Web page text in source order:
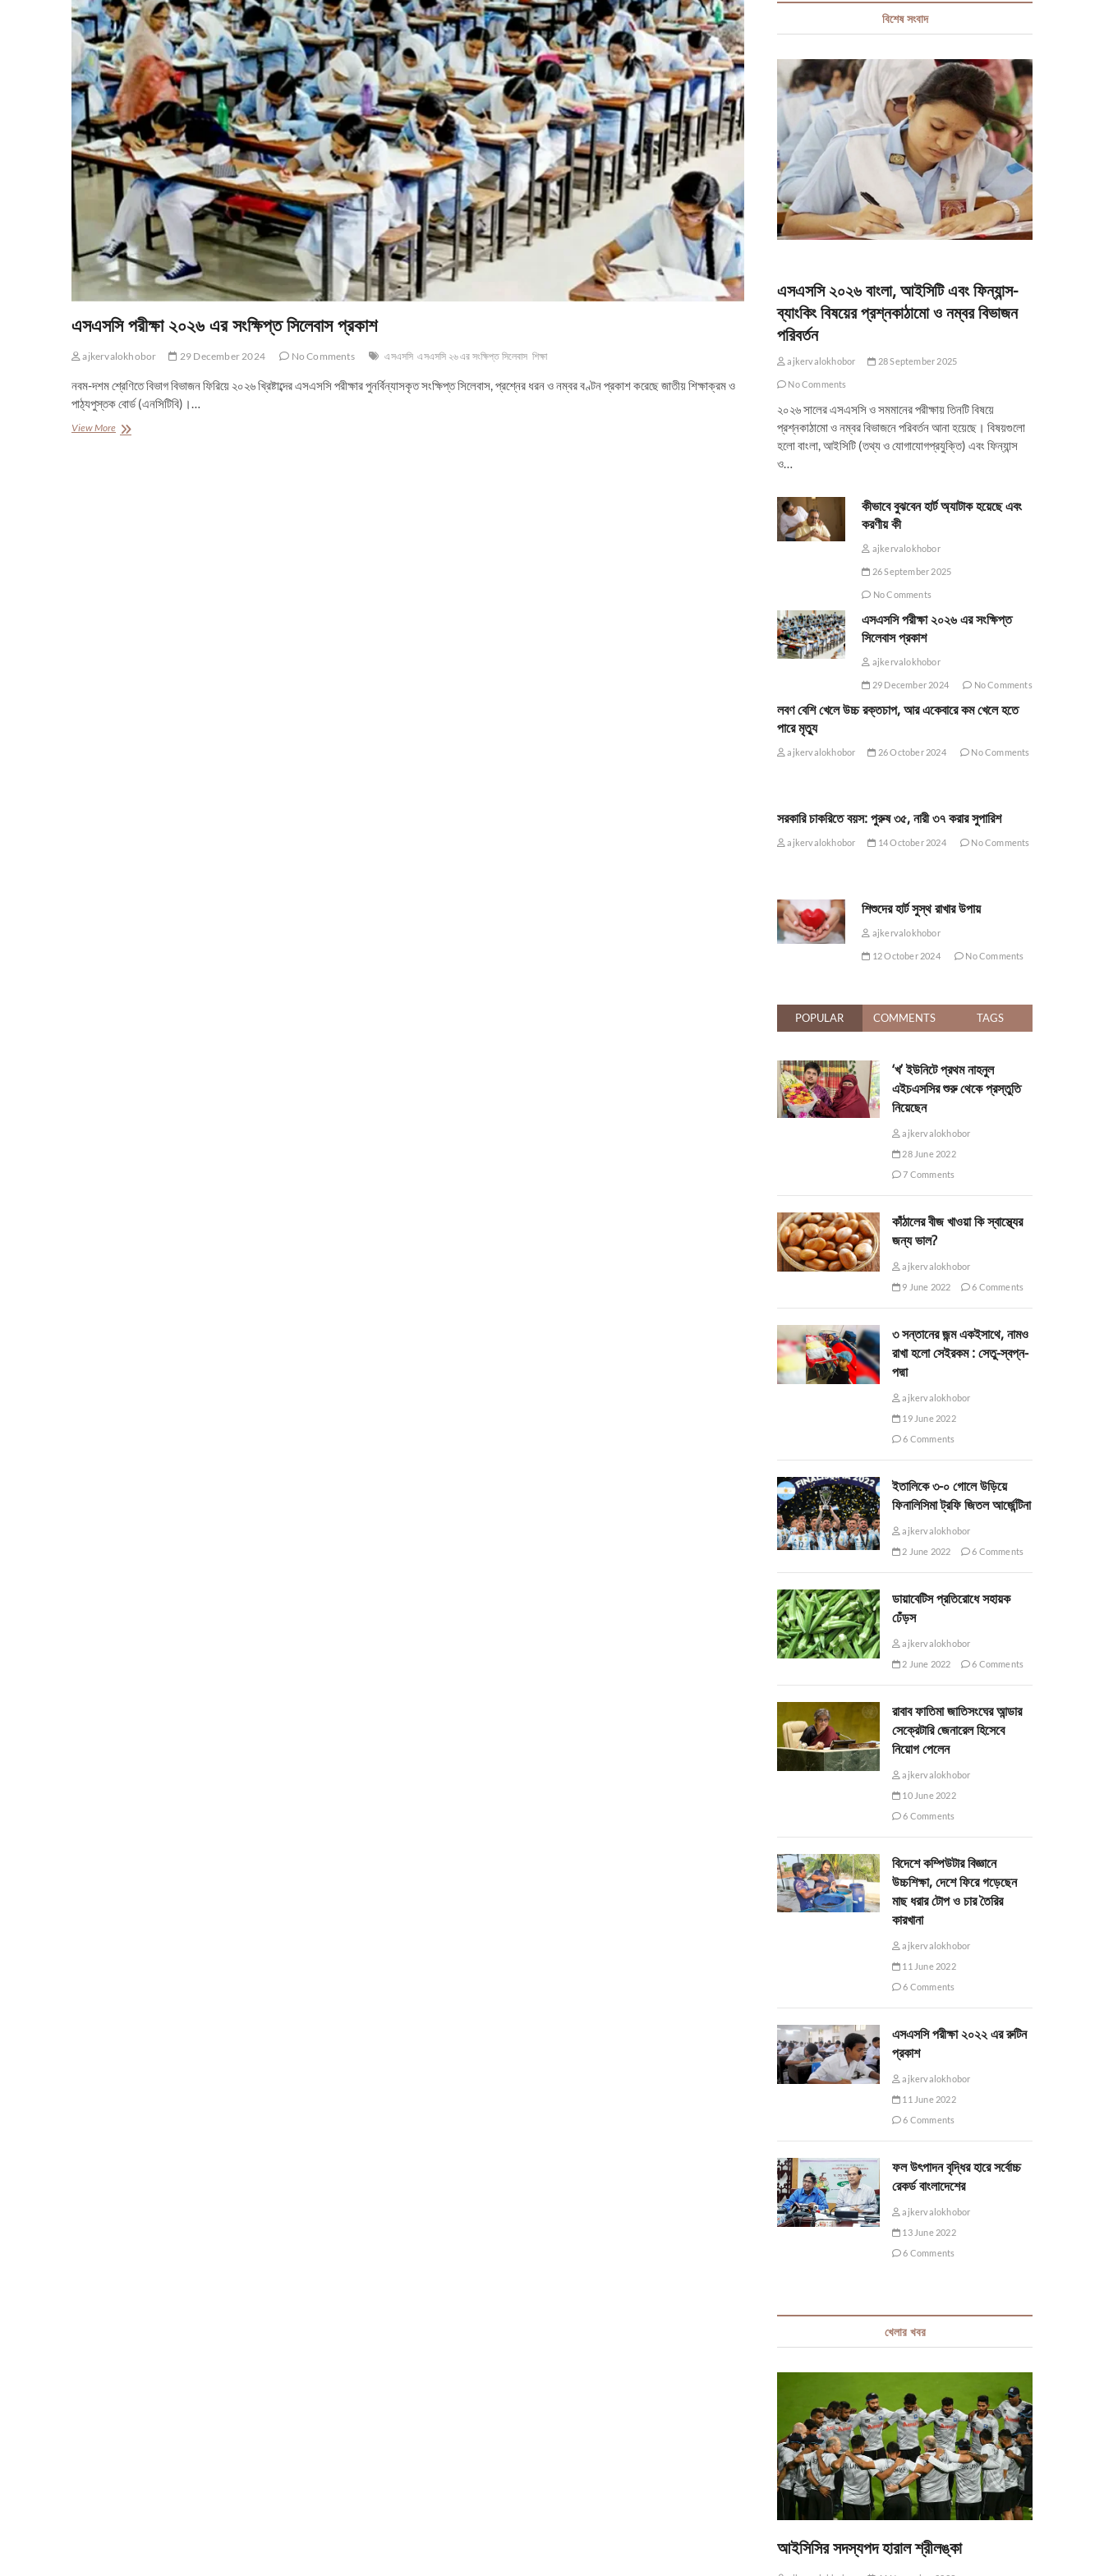
এসএসসি পরীক্ষা ২০২৬ এর সংক্ষিপ্ত সিলেবাস প্রকাশ
ajkervalokhobor 29 December 2024 No Comments এসএসসি এসএসসি ২৬ এর সংক্ষিপ্ত সিলেবাস শিক্ষা
নবম-দশম শ্রেণিতে বিভাগ বিভাজন ফিরিয়ে ২০২৬ খ্রিষ্টাব্দের এসএসসি পরীক্ষার পুনর্বিন্যাসকৃত সংক্ষিপ্ত সিলেবাস, প্রশ্নের ধরন ও নম্বর বণ্টন প্রকাশ করেছে জাতীয় শিক্ষাক্রম ও
পাঠ্যপুস্তক বোর্ড (এনসিটিবি)।…
View Moreএসএসসি
বিশেষ সংবাদ
এসএসসি ২০২৬ বাংলা, আইসিটি এবং ফিন্যান্স-
ব্যাংকিং বিষয়ের প্রশ্নকাঠামো ও নম্বর বিভাজন
পরিবর্তন
ajkervalokhobor 28 September 2025
No Comments
২০২৬ সালের এসএসসি ও সমমানের পরীক্ষায় তিনটি বিষয়ে
প্রশ্নকাঠামো ও নম্বর বিভাজনে পরিবর্তন আনা হয়েছে। বিষয়গুলো
হলো বাংলা, আইসিটি (তথ্য ও যোগাযোগপ্রযুক্তি) এবং ফিন্যান্স
ও…
কীভাবে বুঝবেন হার্ট অ্যাটাক হয়েছে এবং
করণীয় কী
ajkervalokhobor
26 September 2025
No Comments
এসএসসি পরীক্ষা ২০২৬ এর সংক্ষিপ্ত
সিলেবাস প্রকাশ
ajkervalokhobor
29 December 2024 No Comments
লবণ বেশি খেলে উচ্চ রক্তচাপ, আর একেবারে কম খেলে হতে
পারে মৃত্যু
ajkervalokhobor 26 October 2024 No Comments
সরকারি চাকরিতে বয়স: পুরুষ ৩৫, নারী ৩৭ করার সুপারিশ
ajkervalokhobor 14 October 2024 No Comments
শিশুদের হার্ট সুস্থ রাখার উপায়
ajkervalokhobor
12 October 2024 No Comments
POPULAR COMMENTS TAGS
‘খ’ ইউনিটে প্রথম নাহনুল
এইচএসসির শুরু থেকে প্রস্তুতি
নিয়েছেন
ajkervalokhobor
28 June 2022
7 Comments
কাঁঠালের বীজ খাওয়া কি স্বাস্থ্যের
জন্য ভাল?
ajkervalokhobor
9 June 2022
6 Comments
৩ সন্তানের জন্ম একইসাথে, নামও
রাখা হলো সেইরকম : সেতু-স্বপ্ন-
পদ্মা
ajkervalokhobor
19 June 2022
6 Comments
ইতালিকে ৩-০ গোলে উড়িয়ে
ফিনালিসিমা ট্রফি জিতল আর্জেন্টিনা
ajkervalokhobor
2 June 2022
6 Comments
ডায়াবেটিস প্রতিরোধে সহায়ক
ঢেঁড়স
ajkervalokhobor
2 June 2022
6 Comments
রাবাব ফাতিমা জাতিসংঘের আন্ডার
সেক্রেটারি জেনারেল হিসেবে
নিয়োগ পেলেন
ajkervalokhobor
10 June 2022
6 Comments
বিদেশে কম্পিউটার বিজ্ঞানে
উচ্চশিক্ষা, দেশে ফিরে গড়েছেন
মাছ ধরার টোপ ও চার তৈরির
কারখানা
ajkervalokhobor
11 June 2022
6 Comments
এসএসসি পরীক্ষা ২০২২ এর রুটিন
প্রকাশ
ajkervalokhobor
11 June 2022
6 Comments
ফল উৎপাদন বৃদ্ধির হারে সর্বোচ্চ
রেকর্ড বাংলাদেশের
ajkervalokhobor
13 June 2022
6 Comments
খেলার খবর
আইসিসির সদস্যপদ হারাল শ্রীলঙ্কা